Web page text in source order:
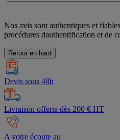
Nos avis sont authentiques et
procédures dauthentification et de
Retour en haut
Devis sous 48h
Livraison offerte dès 200 € HT
A votre écoute au